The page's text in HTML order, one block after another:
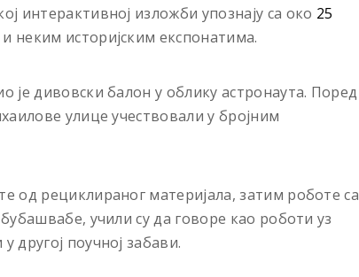
интерактивној изложби упознају са око 25
неким историјским експонатима.
је дивовски балон у облику астронаута. Поред
улице учествовали у бројним
од рециклираног материјала, затим роботе са
учили су да говоре као роботи уз
другој поучној забави.